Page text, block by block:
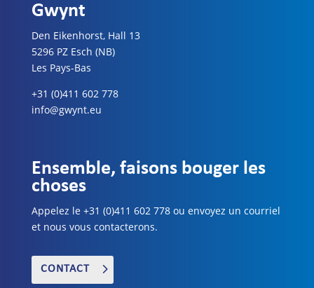
Gwynt
Den Eikenhorst, Hall 13
5296 PZ Esch (NB)
Les Pays-Bas
+31 (0)411 602 778
info@gwynt.eu
Ensemble, faisons bouger les
choses
Appelez le +31 (0)411 602 778 ou envoyez un courriel
et nous vous contacterons.
CONTACT